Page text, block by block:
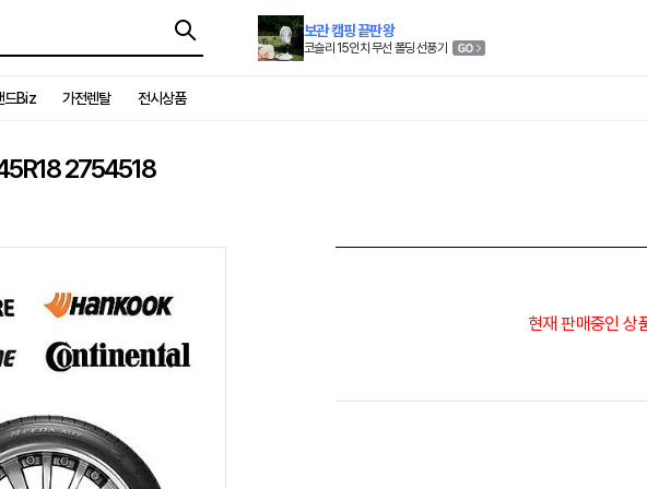
보관 캠핑 끝판왕
코슬리 15인치 무선 폴딩 선풍기
드Biz 가전렌탈 전시상품
2754518
현재 판매중인 상